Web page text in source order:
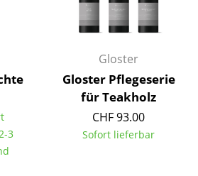
3
Gloster
Gloster Pflegeserie
für Teakholz
CHF 93.00
Sofort lieferbar